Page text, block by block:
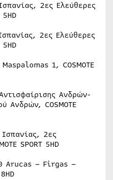
2ες Ελεύθερες
5HD
2ες Ελεύθερες
5HD
1, COSMOTE
Ανδρών-
Ανδρών, COSMOTE
2ες
SPORT 5HD
Arucas – Firgas –